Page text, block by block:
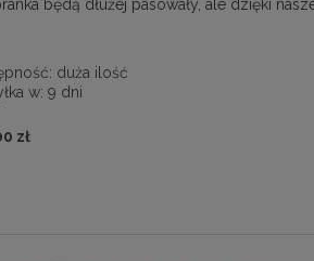
będą dłużej pasowały, ale dzięki
duża ilość
w: 9 dni
zł